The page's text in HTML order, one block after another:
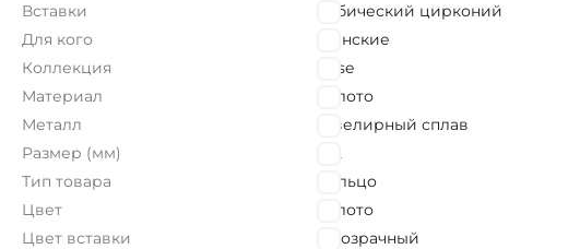
Вставки
Кубический цирконий
Для кого
Женские
Коллекция
Rose
Материал
Золото
Металл
Ювелирный сплав
Размер (мм)
17,2
Тип товара
Кольцо
Цвет
Золото
Цвет вставки
Прозрачный